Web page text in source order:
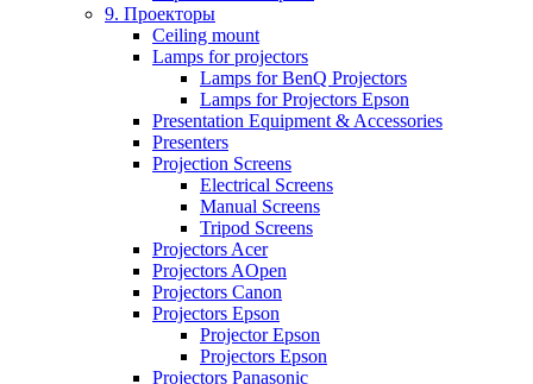
9. Проекторы
Ceiling mount
Lamps for projectors
Lamps for BenQ Projectors
Lamps for Projectors Epson
Presentation Equipment & Accessories
Presenters
Projection Screens
Electrical Screens
Manual Screens
Tripod Screens
Projectors Acer
Projectors AOpen
Projectors Canon
Projectors Epson
Projector Epson
Projectors Epson
Projectors Panasonic